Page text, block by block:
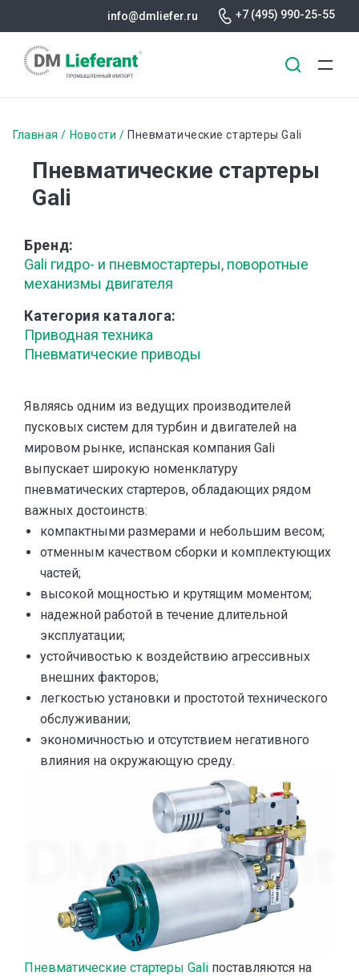
содержанию
info@dmliefer.ru +7 (495) 990-25-55
Строка
навигации
Главная Новости Пневматические стартеры Gali
Пневматические стартеры
Gali
Бренд
Gali гидро- и пневмостартеры, поворотные
механизмы двигателя
Категория каталога
Приводная техника
Пневматические приводы
Являясь одним из ведущих производителей
пусковых систем для турбин и двигателей на
мировом рынке, испанская компания Gali
выпускает широкую номенклатуру
пневматических стартеров, обладающих рядом
важных достоинств:
компактными размерами и небольшим весом;
отменным качеством сборки и комплектующих
частей;
высокой мощностью и крутящим моментом;
надежной работой в течение длительной
эксплуатации;
устойчивостью к воздействию агрессивных
внешних факторов;
легкостью установки и простотой технического
обслуживании;
экономичностью и отсутствием негативного
влияния на окружающую среду.
Пневматические стартеры Gali поставляются на